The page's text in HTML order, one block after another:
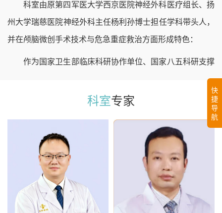
科室由原第四军医大学西京医院神经外科医疗组长、扬
州大学瑞慈医院神经外科主任杨利孙博士担任学科带头人，
并在颅脑微创手术技术与危急重症救治方面形成特色：
作为国家卫生部临床科研协作单位、国家八五科研支撑
计划项目协作单位，长安医院神经外科大力推广脑出血的微
创手术和规范化治疗，费用低、恢复快。神经介入技术应用
于颅内动脉瘤、血管畸形、动脉斑块狭窄的检查和治疗，以
及头颈部巨大肿瘤的术前栓塞，对急性脑梗塞病人开展早期
血管造影和动脉内溶栓，效果显著。在颅内创伤的抢救与治
疗方面，每年收治病人1千多例，手术300多例。一流的技
术团队、先进的抢救设备、快速应急反应能力、专业化的
ICU病床，伤员入院可在最短的时间实施抢救和手术，保证
科室专家
快
捷
导
航